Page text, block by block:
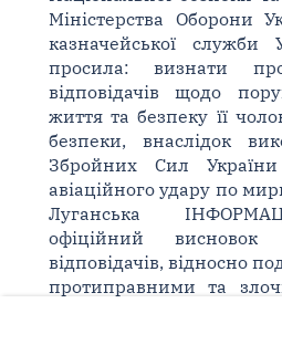
Міністерства Оборони
казначейської служби
просила: визнати
відповідачів щодо
життя та безпеку її
безпеки, внаслідок
Збройних Сил
авіаційного удару по
Луганська
офіційний
відповідачів, відносно
протиправними та
протиправними дії
нанесення їй